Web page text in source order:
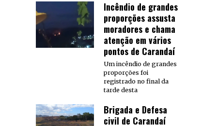
Incêndio de grandes
proporções assusta
moradores e chama
atenção em vários
pontos de Carandaí
Um incêndio de grandes
proporções foi
registrado no final da
tarde desta
Brigada e Defesa
civil de Carandaí